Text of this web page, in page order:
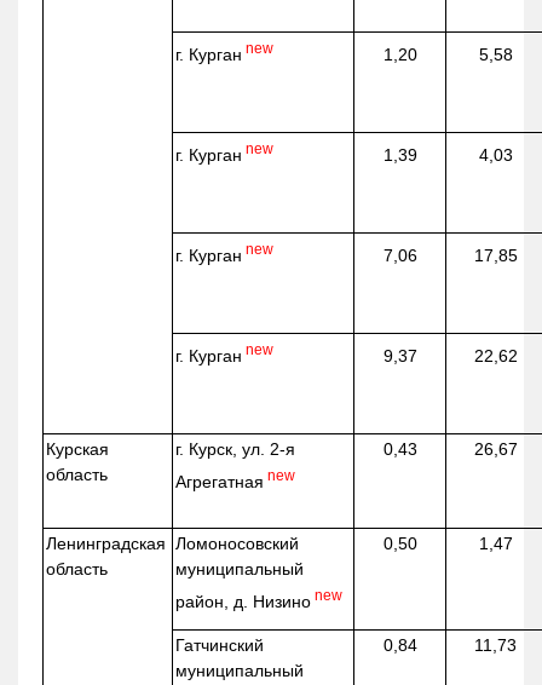
г. Курган new 1,20 5,58
г. Курган new 1,39 4,03
г. Курган new 7,06 17,85
г. Курган new 9,37 22,62
Курская
область
г. Курск, ул. 2-я
Агрегатная new
0,43 26,67
Ленинградская
область
Ломоносовский
муниципальный
район, д. Низино new
0,50 1,47
Гатчинский
муниципальный
0,84 11,73